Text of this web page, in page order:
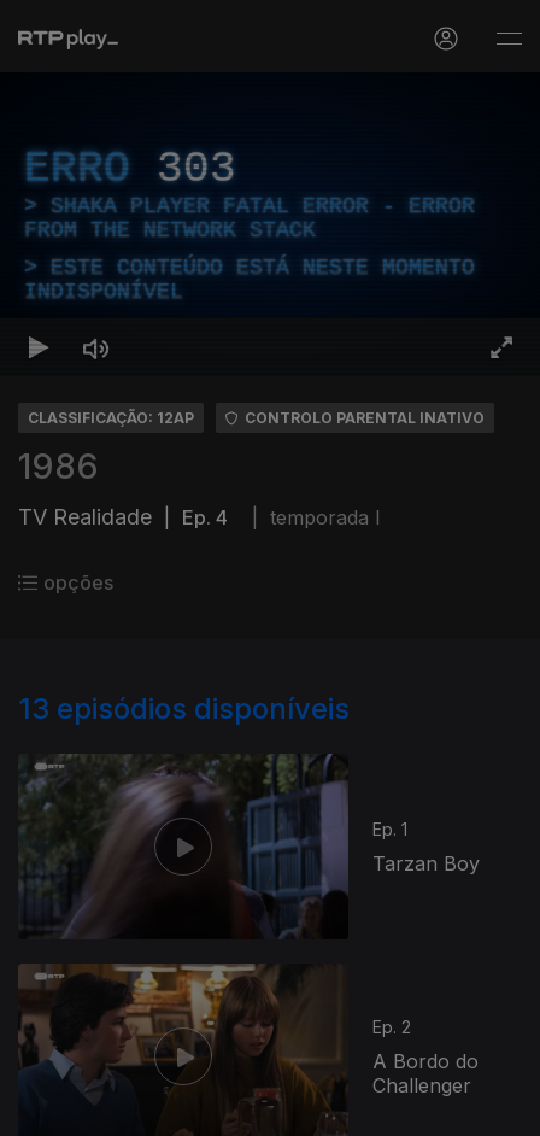
ERRO 303
SHAKA PLAYER FATAL ERROR - ERROR
FROM THE NETWORK STACK
ESTE CONTEÚDO ESTÁ NESTE MOMENTO
INDISPONÍVEL
CLASSIFICAÇÃO: 12AP CONTROLO PARENTAL INATIVO
1986
TV Realidade Ep. 4 temporada I
opções
13 episódios disponíveis
Ep. 1
Tarzan Boy
Ep. 2
A Bordo do
Challenger